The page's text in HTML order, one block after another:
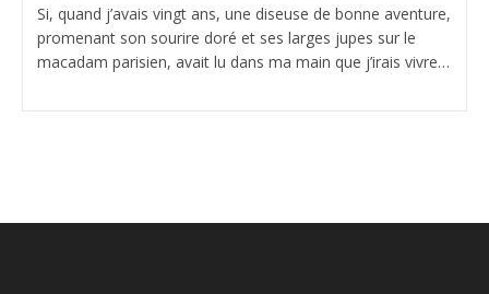
Si, quand j’avais vingt ans, une diseuse de bonne aventure,
promenant son sourire doré et ses larges jupes sur le
macadam parisien, avait lu dans ma main que j’irais vivre…